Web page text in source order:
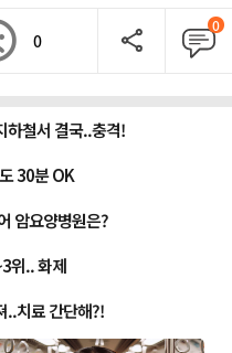
0
0